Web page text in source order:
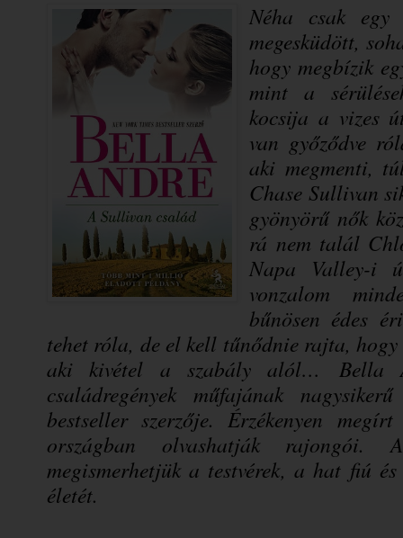
Néha csak
megesküdött,
hogy megbízik
mint a
kocsija a vizes
van győződve
aki megmenti,
Chase Sullivan
gyönyörű nők
rá nem talál
Napa Valley-i
vonzalom
bűnösen édes
tehet róla, de el kell tűnődnie rajta,
aki kivétel a szabály alól… Bella
családregények műfajának
bestseller szerzője. Érzékenyen
országban olvashatják rajongói.
megismerhetjük a testvérek, a hat fiú
életét.